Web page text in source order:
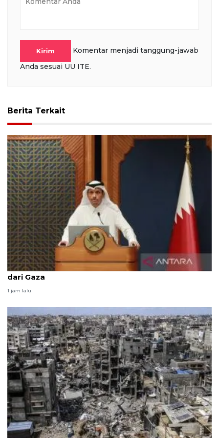
Kirim
Komentar menjadi tanggung-jawab
Anda sesuai UU ITE.
Berita Terkait
Qatar kutuk kebijakan Israel gusur warga Palestina
dari Gaza
1 jam lalu